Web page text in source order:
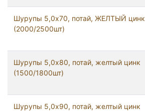
Шурупы 5,0x70, потай, ЖЕЛТЫЙ цинк
(2000/2500шт)
Шурупы 5,0x80, потай, желтый цинк
(1500/1800шт)
Шурупы 5,0x90, потай, желтый цинк